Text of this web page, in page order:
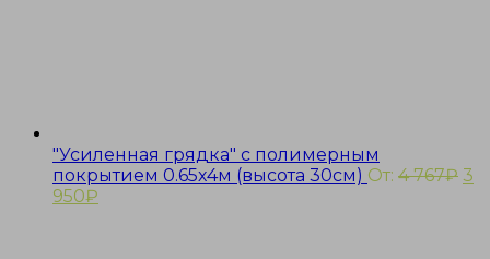
"Усиленная грядка" с полимерным
покрытием 0.65х4м (высота 30см) От: 4 767₽ 3
950₽